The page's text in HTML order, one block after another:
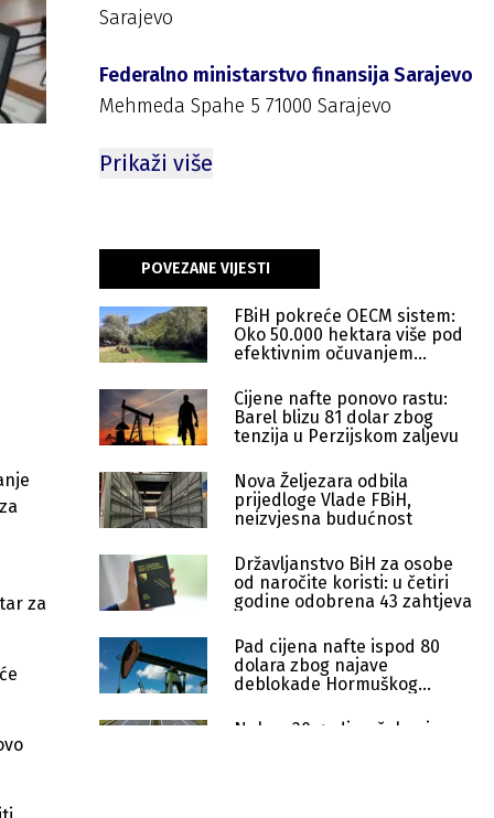
za
Sarajevo
Federalno ministarstvo finansija Sarajevo
Mehmeda Spahe 5 71000 Sarajevo
Prikaži više
POVEZANE VIJESTI
FBiH pokreće OECM sistem:
Oko 50.000 hektara više pod
efektivnim očuvanjem
Cijene nafte ponovo rastu:
Barel blizu 81 dolar zbog
tenzija u Perzijskom zaljevu
Nova Željezara odbila
prijedloge Vlade FBiH,
neizvjesna budućnost
Državljanstvo BiH za osobe
od naročite koristi: u četiri
godine odobrena 43 zahtjeva
Pad cijena nafte ispod 80
dolara zbog najave
deblokade Hormuškog
Nakon 20 godina čekanja: